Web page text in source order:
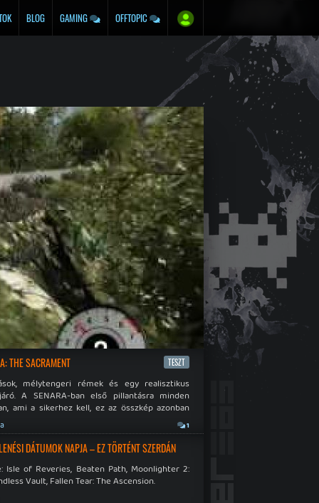
BLOG GAMING OFFTOPIC
THE SACRAMENT TESZT
mélytengeri rémek és egy realisztikus
A SENARA-ban első pillantásra minden
ami a sikerhez kell, ez az összkép azonban
1
DÁTUMOK NAPJA – EZ TÖRTÉNT SZERDÁN
Isle of Reveries, Beaten Path, Moonlighter 2:
Vault, Fallen Tear: The Ascension.